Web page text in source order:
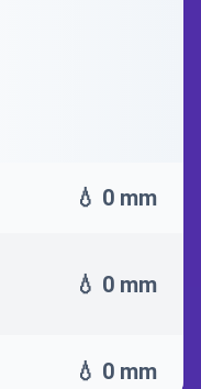
💧 0 mm
💧 0 mm
💧 0 mm